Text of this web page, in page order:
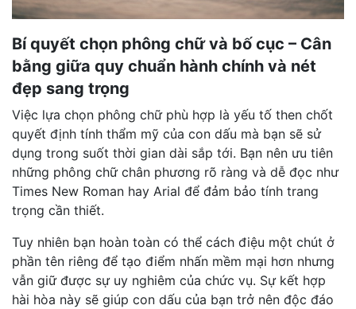
Bí quyết chọn phông chữ và bố cục – Cân
bằng giữa quy chuẩn hành chính và nét
đẹp sang trọng
Việc lựa chọn phông chữ phù hợp là yếu tố then chốt
quyết định tính thẩm mỹ của con dấu mà bạn sẽ sử
dụng trong suốt thời gian dài sắp tới. Bạn nên ưu tiên
những phông chữ chân phương rõ ràng và dễ đọc như
Times New Roman hay Arial để đảm bảo tính trang
trọng cần thiết.
Tuy nhiên bạn hoàn toàn có thể cách điệu một chút ở
phần tên riêng để tạo điểm nhấn mềm mại hơn nhưng
vẫn giữ được sự uy nghiêm của chức vụ. Sự kết hợp
hài hòa này sẽ giúp con dấu của bạn trở nên độc đáo